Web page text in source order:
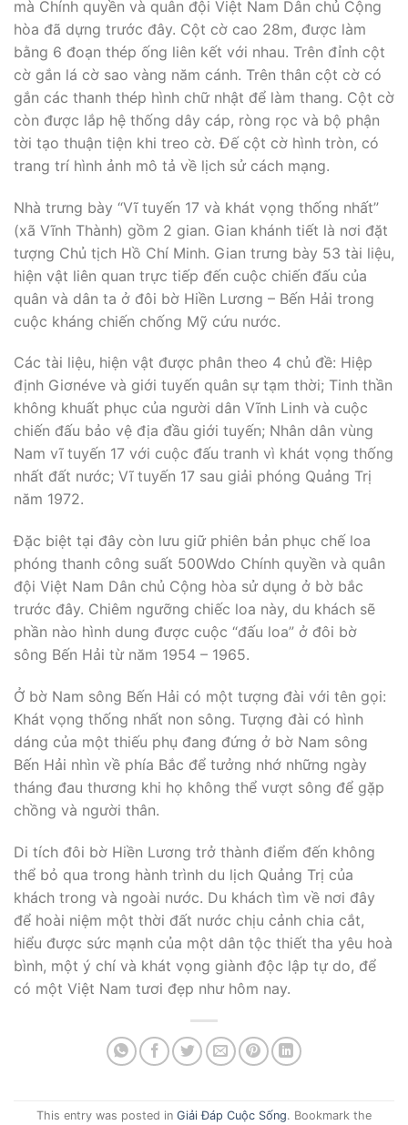
mà Chính quyền và quân đội Việt Nam Dân chủ Cộng
hòa đã dựng trước đây. Cột cờ cao 28m, được làm
bằng 6 đoạn thép ống liên kết với nhau. Trên đỉnh cột
cờ gắn lá cờ sao vàng năm cánh. Trên thân cột cờ có
gắn các thanh thép hình chữ nhật để làm thang. Cột cờ
còn được lắp hệ thống dây cáp, ròng rọc và bộ phận
tời tạo thuận tiện khi treo cờ. Đế cột cờ hình tròn, có
trang trí hình ảnh mô tả về lịch sử cách mạng.
Nhà trưng bày “Vĩ tuyến 17 và khát vọng thống nhất”
(xã Vĩnh Thành) gồm 2 gian. Gian khánh tiết là nơi đặt
tượng Chủ tịch Hồ Chí Minh. Gian trưng bày 53 tài liệu,
hiện vật liên quan trực tiếp đến cuộc chiến đấu của
quân và dân ta ở đôi bờ Hiền Lương – Bến Hải trong
cuộc kháng chiến chống Mỹ cứu nước.
Các tài liệu, hiện vật được phân theo 4 chủ đề: Hiệp
định Giơnéve và giới tuyến quân sự tạm thời; Tinh thần
không khuất phục của người dân Vĩnh Linh và cuộc
chiến đấu bảo vệ địa đầu giới tuyến; Nhân dân vùng
Nam vĩ tuyến 17 với cuộc đấu tranh vì khát vọng thống
nhất đất nước; Vĩ tuyến 17 sau giải phóng Quảng Trị
năm 1972.
Đặc biệt tại đây còn lưu giữ phiên bản phục chế loa
phóng thanh công suất 500Wdo Chính quyền và quân
đội Việt Nam Dân chủ Cộng hòa sử dụng ở bờ bắc
trước đây. Chiêm ngưỡng chiếc loa này, du khách sẽ
phần nào hình dung được cuộc “đấu loa” ở đôi bờ
sông Bến Hải từ năm 1954 – 1965.
Ở bờ Nam sông Bến Hải có một tượng đài với tên gọi:
Khát vọng thống nhất non sông. Tượng đài có hình
dáng của một thiếu phụ đang đứng ở bờ Nam sông
Bến Hải nhìn về phía Bắc để tưởng nhớ những ngày
tháng đau thương khi họ không thể vượt sông để gặp
chồng và người thân.
Di tích đôi bờ Hiền Lương trở thành điểm đến không
thể bỏ qua trong hành trình du lịch Quảng Trị của
khách trong và ngoài nước. Du khách tìm về nơi đây
để hoài niệm một thời đất nước chịu cảnh chia cắt,
hiểu được sức mạnh của một dân tộc thiết tha yêu hoà
bình, một ý chí và khát vọng giành độc lập tự do, để
có một Việt Nam tươi đẹp như hôm nay.
This entry was posted in Giải Đáp Cuộc Sống. Bookmark the